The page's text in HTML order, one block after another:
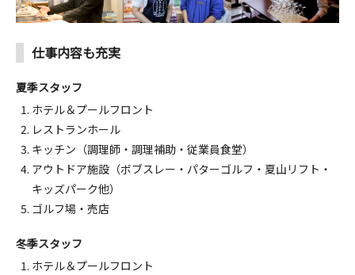
9
2
10
16
8,300 円～
17
8,300 円～ 8,300 円～ 8,300 円～ 8,300 円～ 8,300 円～ 8,300 円～
23
11,500 円～
24
30 31 1
仕事内容も充実
夏季スタッフ
ホテル＆プールフロント
レストランホール
キッチン（調理師・調理補助・従業員食堂）
アウトドア施設（ボブスレー・パターゴルフ・夏山リフト・
キッズパーク他）
ゴルフ場・売店
冬季スタッフ
ホテル＆プールフロント